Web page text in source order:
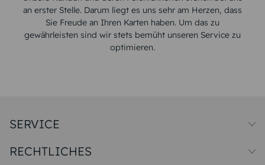
an erster Stelle. Darum liegt es uns sehr am Herzen, dass
Sie Freude an Ihren Karten haben. Um das zu
gewährleisten sind wir stets bemüht unseren Service zu
optimieren.
SERVICE
Papiersorten
RECHTLICHES